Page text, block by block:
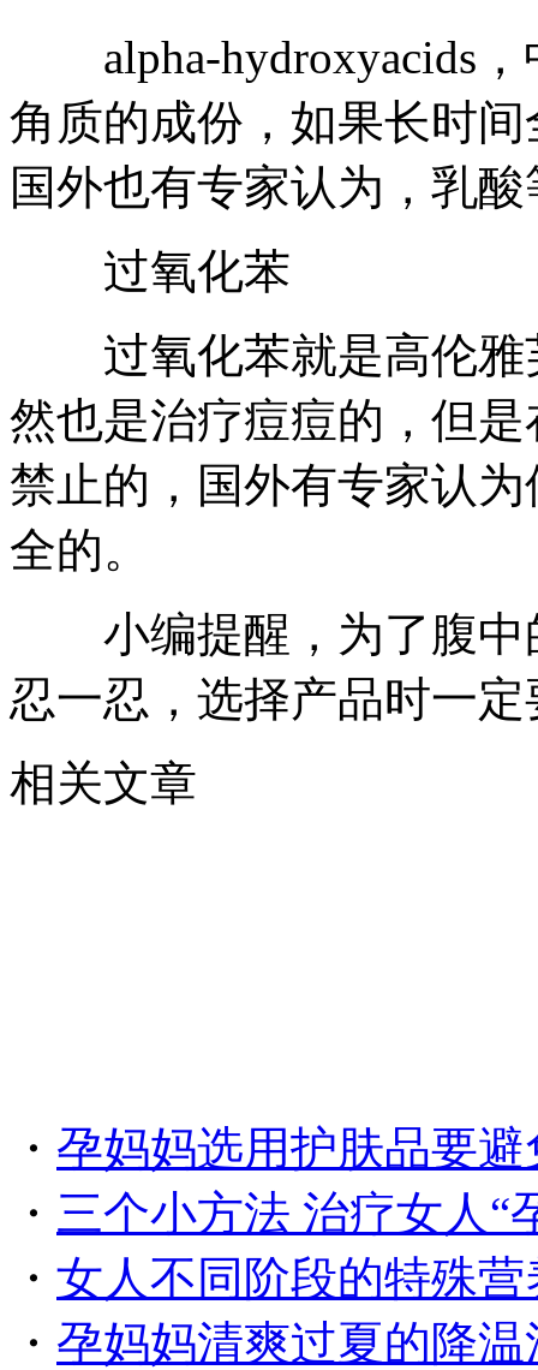
alpha-hydroxyacids，
角质的成份，如果长时
国外也有专家认为，乳
过氧化苯
过氧化苯就是高伦雅
然也是治疗痘痘的，但
禁止的，国外有专家认
全的。
小编提醒，为了腹中
忍一忍，选择产品时一
相关文章
・ 孕妈妈选用护肤品要
・ 三个小方法 治疗女人“
・ 女人不同阶段的特殊营
・ 孕妈妈清爽过夏的降温